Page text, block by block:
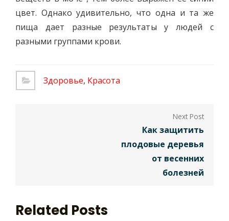
цвет. Однако удивительно, что одна и та же
пища дает разные результаты у людей с
разными группами крови.
Здоровье, Красота
Как защитить
плодовые деревья
от весенних
болезней
Related Posts